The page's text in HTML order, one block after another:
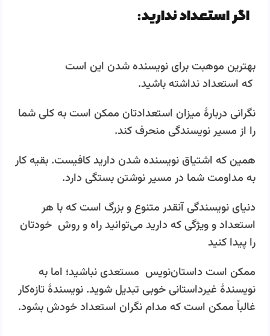
اگر استعداد ندارید:
بهترین موهبت برای نویسنده شدن این است
که استعداد نداشته باشید.
نگرانی دربارۀ میزان استعدادتان ممکن است به کلی شما
را از مسیر نویسندگی منحرف کند.
همین که اشتیاق نویسنده شدن دارید کافیست. بقیه کار
به مداومت شما در مسیر نوشتن بستگی دارد.
دنیای نویسندگی آنقدر متنوع و بزرگ است که با هر
استعداد و ویژگی که دارید می‌توانید راه و روش خودتان
را پیدا کنید
ممکن است داستان‌نویس مستعدی نباشید؛ اما به
نویسندۀ غیرداستانی خوبی تبدیل شوید. نویسندۀ تازه­‌کار
غالباً ممکن است که مدام نگران استعداد خودش بشود.